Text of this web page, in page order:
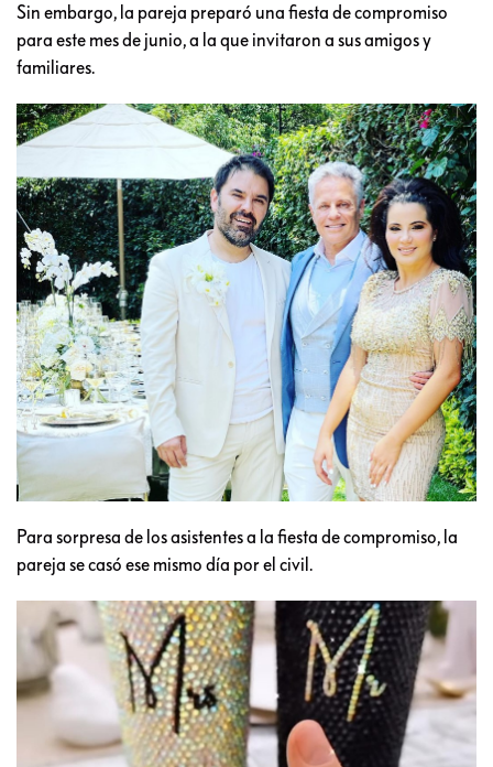
Sin embargo, la pareja preparó una fiesta de compromiso
para este mes de junio, a la que invitaron a sus amigos y
familiares.
Para sorpresa de los asistentes a la fiesta de compromiso, la
pareja se casó ese mismo día por el civil.